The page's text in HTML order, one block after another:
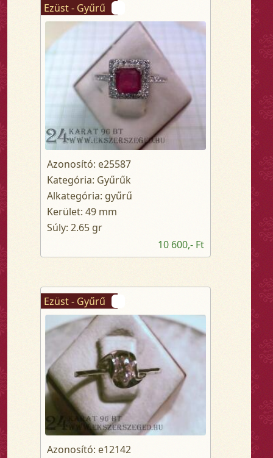
Ezüst - Gyűrű
Azonosító: e25587
Kategória: Gyűrűk
Alkategória: gyűrű
Kerület: 49 mm
Súly: 2.65 gr
10 600,- Ft
Ezüst - Gyűrű
Azonosító: e12142